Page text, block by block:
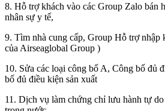
8. Hỗ trợ khách vào các Group Zalo bán
nhân sự y tế,
9. Tìm nhà cung cấp, Group Hỗ trợ nhập
của Airseaglobal Group )
10. Sửa các loại công bố A, Công bố đủ
bố đủ điều kiện sản xuất
11. Dịch vụ làm chứng chỉ lưu hành tự